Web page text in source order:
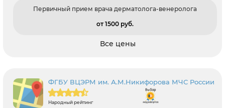
Первичный прием врача дерматолога-венеролога
от 1500 pуб.
Все цены
ФГБУ ВЦЭРМ им. А.М.Никифорова МЧС России
Народный рейтинг